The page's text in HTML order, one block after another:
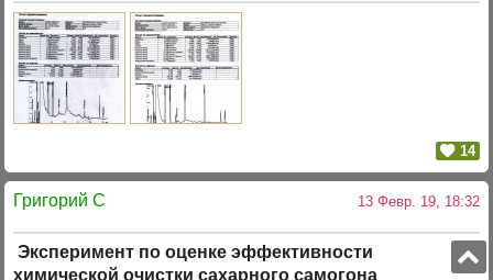
14
Григорий C 13 Февр. 19, 18:32
Эксперимент по оценке эффективности
химической очистки сахарного самогона